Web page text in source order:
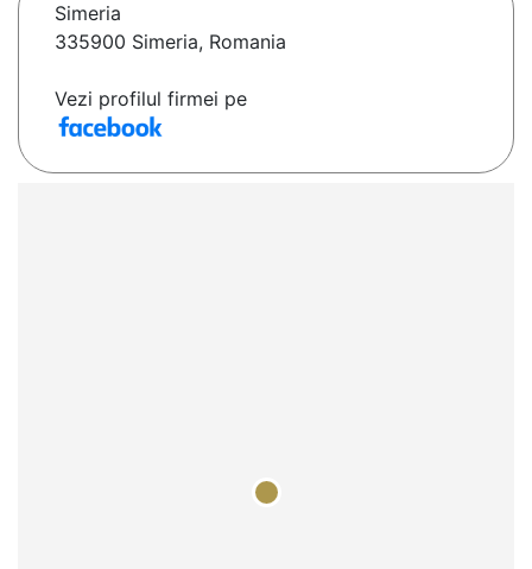
Simeria
335900 Simeria, Romania
Vezi profilul firmei pe